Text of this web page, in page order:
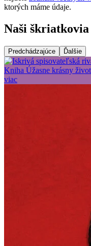
ktorých máme údaje.
Naši
Predchádzajúce Ďalšie